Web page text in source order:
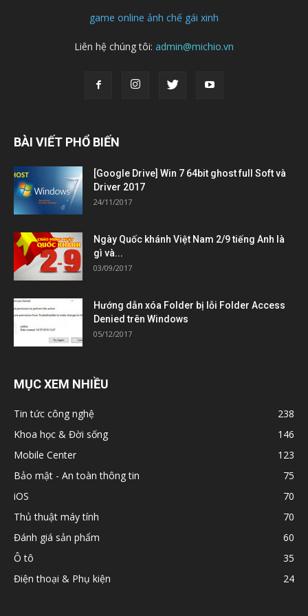
game online ảnh chế gái xinh
Liên hệ chúng tôi: admin@michio.vn
BÀI VIẾT PHỔ BIẾN
[Google Drive] Win 7 64bit ghost full Soft và
Driver 2017
24/11/2017
Ngày Quốc khánh Việt Nam 2/9 tiếng Anh là
gì và...
03/09/2017
Hướng dẫn xóa Folder bị lỗi Folder Access
Denied trên Windows
05/12/2017
MỤC XEM NHIỀU
Tin tức công nghệ
238
Khoa học & Đời sống
146
Mobile Center
123
Bảo mật - An toàn thông tin
75
iOS
70
Thủ thuật máy tính
70
Đánh giá sản phẩm
60
Ô tô
35
Điện thoại & Phụ kiện
24